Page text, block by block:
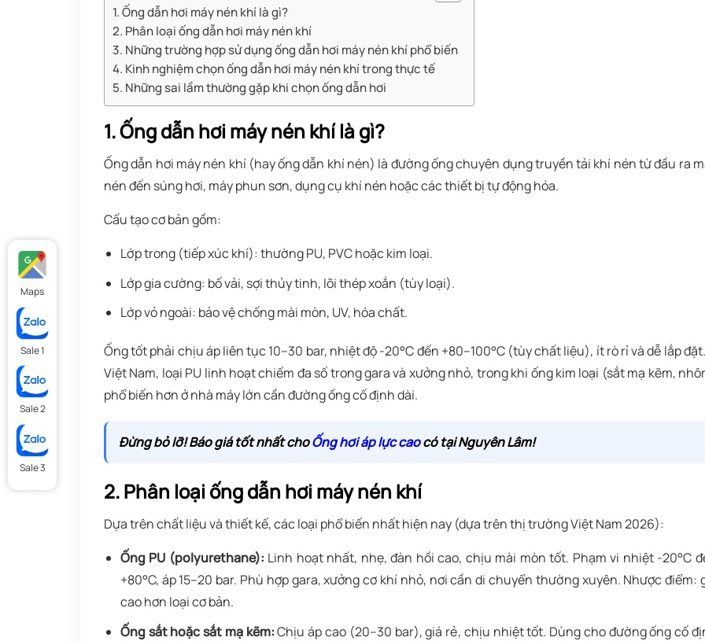
1. Ống dẫn hơi máy nén khí là gì?
2. Phân loại ống dẫn hơi máy nén khí
3. Những trường hợp sử dụng ống dẫn hơi máy nén khí phổ biến
4. Kinh nghiệm chọn ống dẫn hơi máy nén khí trong thực tế
5. Những sai lầm thường gặp khi chọn ống dẫn hơi
1. Ống dẫn hơi máy nén khí là gì?
Ống dẫn hơi máy nén khí (hay ống dẫn khí nén) là đường ống chuyên dụng truyền tải khí nén từ đầu ra
nén đến súng hơi, máy phun sơn, dụng cụ khí nén hoặc các thiết bị tự động hóa.
Cấu tạo cơ bản gồm:
Lớp trong (tiếp xúc khí): thường PU, PVC hoặc kim loại.
Lớp gia cường: bố vải, sợi thủy tinh, lõi thép xoắn (tùy loại).
Lớp vỏ ngoài: bảo vệ chống mài mòn, UV, hóa chất.
Ống tốt phải chịu áp liên tục 10–30 bar, nhiệt độ -20°C đến +80–100°C (tùy chất liệu), ít rò rỉ và dễ lắp
Việt Nam, loại PU linh hoạt chiếm đa số trong gara và xưởng nhỏ, trong khi ống kim loại (sắt mạ kẽm,
phổ biến hơn ở nhà máy lớn cần đường ống cố định dài.
Đừng bỏ lỡ! Báo giá tốt nhất choỐng hơi áp lực caocó tại Nguyên Lâm!
2. Phân loại ống dẫn hơi máy nén khí
Dựa trên chất liệu và thiết kế, các loại phổ biến nhất hiện nay (dựa trên thị trường Việt Nam 2026):
Ống PU (polyurethane): Linh hoạt nhất, nhẹ, đàn hồi cao, chịu mài mòn tốt. Phạm vi nhiệt -20°C
+80°C, áp 15–20 bar. Phù hợp gara, xưởng cơ khí nhỏ, nơi cần di chuyển thường xuyên. Nhược điểm:
cao hơn loại cơ bản.
Ống sắt hoặc sắt mạ kẽm:Chịu áp cao (20–30 bar), giá rẻ, chịu nhiệt tốt. Dùng cho đường ống cố
Maps
Sale 1
Sale 2
Sale 3